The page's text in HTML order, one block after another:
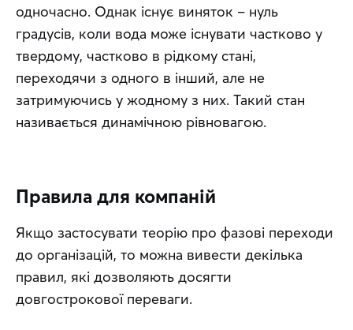
одночасно. Однак існує виняток – нуль
градусів, коли вода може існувати частково у
твердому, частково в рідкому стані,
переходячи з одного в інший, але не
затримуючись у жодному з них. Такий стан
називається динамічною рівновагою.
Правила для компаній
Якщо застосувати теорію про фазові переходи
до організацій, то можна вивести декілька
правил, які дозволяють досягти
довгострокової переваги.